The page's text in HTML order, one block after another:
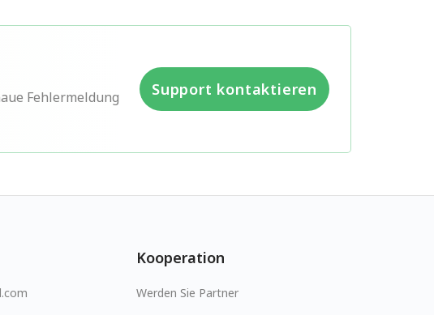
Fehlermeldung
Support kontaktieren
Kooperation
Werden Sie Partner